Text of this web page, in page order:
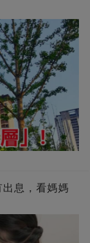
息，看媽媽